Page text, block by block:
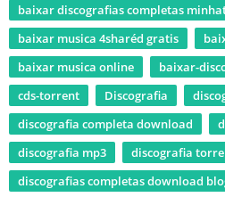
baixar discografias completas
baixar musica 4sharéd gratis
baixar musica online
baixar-
cds-torrent
Discografia
discografia completa download
discografia mp3
discografia
discografias completas download